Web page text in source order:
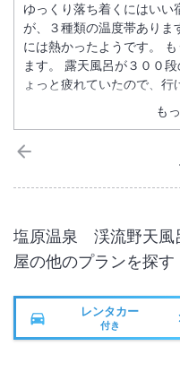
も
ゆっくり落ち着くにはいい
が、３種類の温度帯ありま
には熱かったようです。
ます。 露天風呂が３００
ょっと疲れていたので、
さそうです。 食事などは
がおいしかったです。 従
塩原温泉 渓流野天風
屋の他のプランを探す
レンタカー
付き